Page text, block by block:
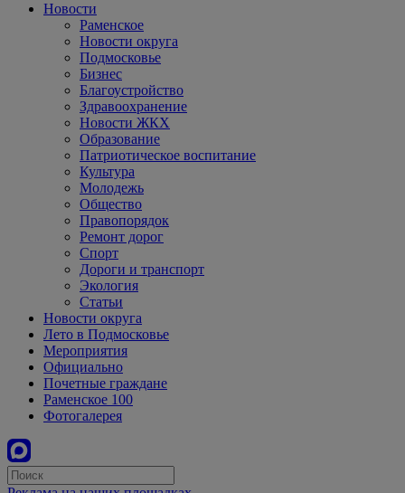
Новости
Раменское
Новости округа
Подмосковье
Бизнес
Благоустройство
Здравоохранение
Новости ЖКХ
Образование
Патриотическое воспитание
Культура
Молодежь
Общество
Правопорядок
Ремонт дорог
Спорт
Дороги и транспорт
Экология
Статьи
Новости округа
Лето в Подмосковье
Мероприятия
Официально
Почетные граждане
Раменское 100
Фотогалерея